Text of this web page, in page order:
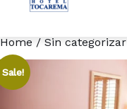
Home / Sin categorizar
Sale!